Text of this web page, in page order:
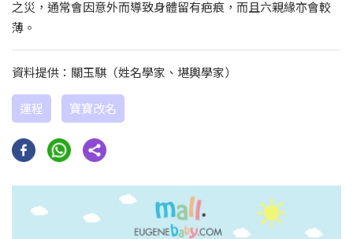
之災，通常會因意外而導致身體留有疤痕，而且六親緣亦會較
薄。
資料提供：關玉騏（姓名學家、堪輿學家）
運程 寶寶改名